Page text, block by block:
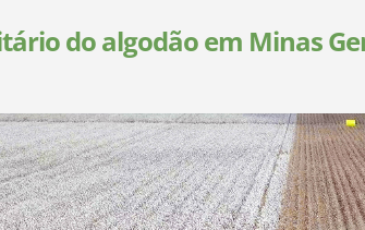
do algodão em Minas